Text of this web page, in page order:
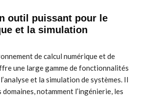
outil puissant pour le
et la simulation
de calcul numérique et de
une large gamme de fonctionnalités
et la simulation de systèmes. Il
notamment l’ingénierie, les